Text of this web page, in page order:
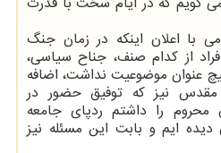
با اعلان اینکه در زمان جنگ
از کدام صنف، جناح سیاسی،
عنوان موضوعیت نداشت، اضافه
نیز که توفیق حضور در
محروم را داشتم ردپای جامعه
دیده ایم و بابت این مسئله نیز